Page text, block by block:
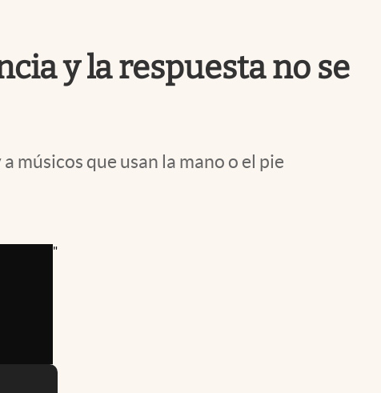
y la respuesta no se
músicos que usan la mano o el pie
"